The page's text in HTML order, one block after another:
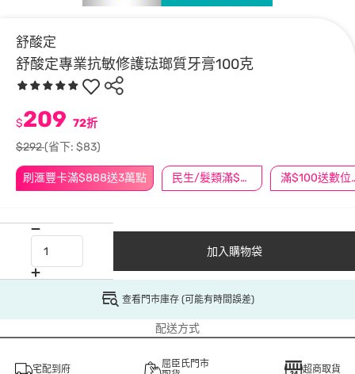
舒酸定
舒酸定專業抗敏修護琺瑯質牙膏100克
刷滙豐卡滿$888送3萬點 民生/髮類滿$388送舒潔冰巾 滿
$209 72折
$292(省下: $83)
加入購物袋
查看門市庫存 (可能有時間誤差)
配送方式
宅配到府
屈臣氏門市
超商取貨